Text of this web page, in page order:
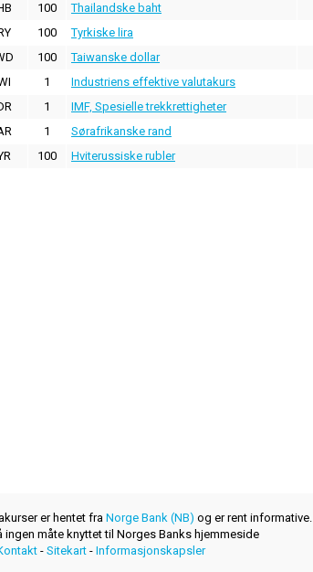
100 Thailandske baht
100 Tyrkiske lira
100 Taiwanske dollar
1 Industriens effektive valutakurs
1 IMF, Spesielle trekkrettigheter
1 Sørafrikanske rand
100 Hviterussiske rubler
er hentet fra Norge Bank (NB) og er rent informative.
ingen måte knyttet til Norges Banks hjemmeside
- Sitekart- Informasjonskapsler